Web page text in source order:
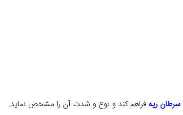
سرطان ریه فراهم کند و نوع و شدت آن را مشخص نماید.